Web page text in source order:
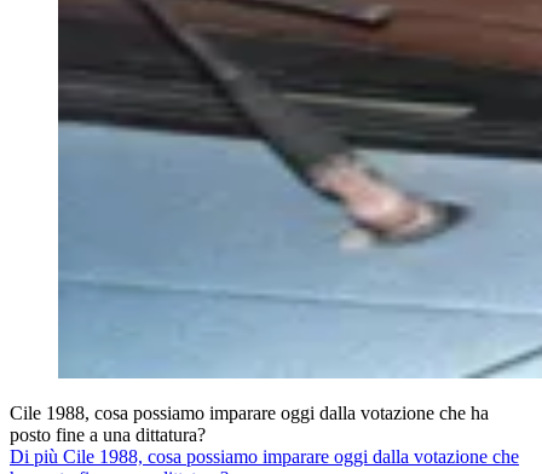
Cile 1988, cosa possiamo imparare oggi dalla votazione che ha
posto fine a una dittatura?
Di più Cile 1988, cosa possiamo imparare oggi dalla votazione che